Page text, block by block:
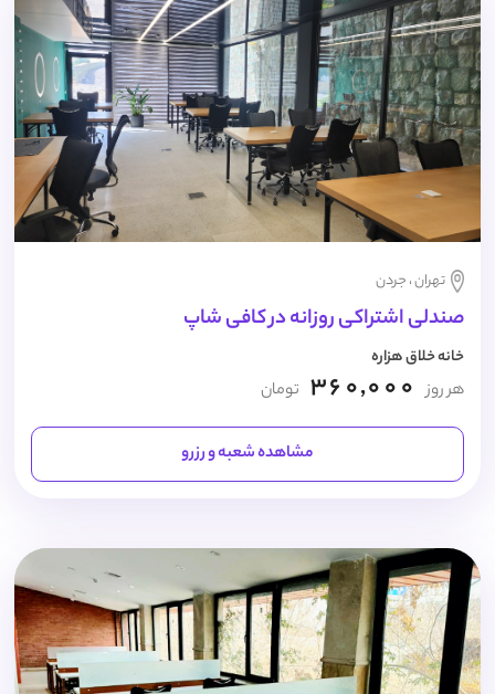
تهران ، جردن
صندلی اشتراکی روزانه در کافی شاپ
خانه خلاق هزاره
هر روز 360,000 تومان
مشاهده شعبه و رزرو